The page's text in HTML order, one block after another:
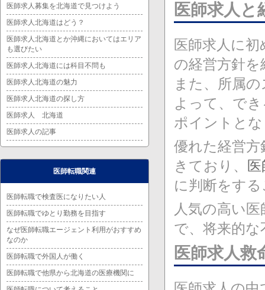
医師求人と
医師求人に
の経営方針
また、所属
よって、で
ポイントと
優れた経営
きており、
に判断をす
人気の高い
で、将来的
医師求人救
医師求人募集を北海道で見つけよう
医師求人北海道はどう？
医師求人北海道とか沖縄においてはエリア
も選びたい
医師求人北海道には科目不問も
医師求人北海道の魅力
医師求人北海道の探し方
医師求人 北海道
医師求人の記事
医師転職関連
医師転職で検査医になりたい人
医師転職でゆとり勤務を目指す
なぜ医師転職エージェント利用がおすすめ
なのか
医師転職で外国人が働く
医師転職で他県から北海道の医療機関に